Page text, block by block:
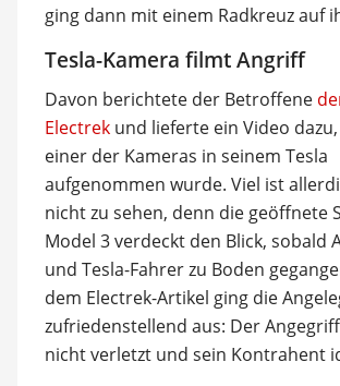
ging dann mit einem Radkreuz auf
Tesla-Kamera filmt Angriff
Davon berichtete der Betroffene
Electrekund lieferte ein Video
einer der Kameras in seinem Tesla
aufgenommen wurde. Viel ist
nicht zu sehen, denn die geöffnete
Model 3 verdeckt den Blick, sobald
und Tesla-Fahrer zu Boden
dem Electrek-Artikel ging die
zufriedenstellend aus: Der
nicht verletzt und sein Kontrahent